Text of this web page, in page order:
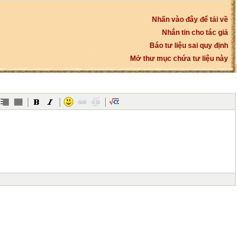
Nhấn vào đây để tải về
Nhắn tin cho tác giả
Báo tư liệu sai quy định
Mở thư mục chứa tư liệu này